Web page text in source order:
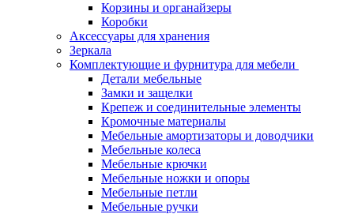
Корзины и органайзеры
Коробки
Аксессуары для хранения
Зеркала
Комплектующие и фурнитура для мебели
Детали мебельные
Замки и защелки
Крепеж и соединительные элементы
Кромочные материалы
Мебельные амортизаторы и доводчики
Мебельные колеса
Мебельные крючки
Мебельные ножки и опоры
Мебельные петли
Мебельные ручки